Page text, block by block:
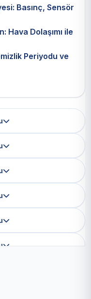
Basınç, Sensör
Hava Dolaşımı ile
Periyodu ve